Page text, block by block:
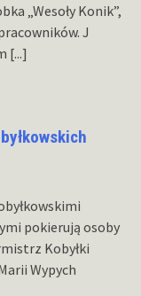
„Wesoły Konik”,
J
[...]
pokierują osoby
Kobyłki
Wypych